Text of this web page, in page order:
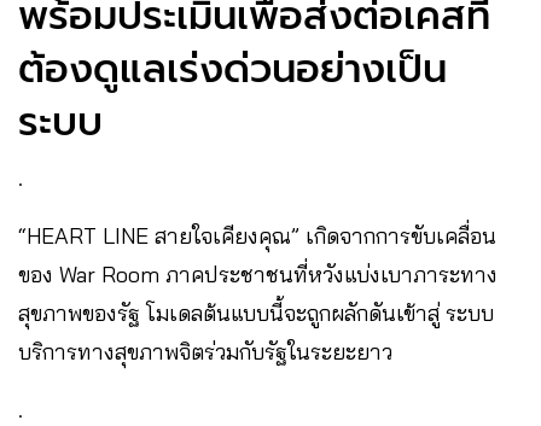
พร้อมประเมินเพื่อส่งต่อเคสที่
ต้องดูแลเร่งด่วนอย่างเป็น
ระบบ
.
“HEART LINE สายใจเคียงคุณ” เกิดจากการขับเคลื่อน
ของ War Room ภาคประชาชนที่หวังแบ่งเบาภาระทาง
สุขภาพของรัฐ โมเดลต้นแบบนี้จะถูกผลักดันเข้าสู่ ระบบ
บริการทางสุขภาพจิตร่วมกับรัฐในระยะยาว
.